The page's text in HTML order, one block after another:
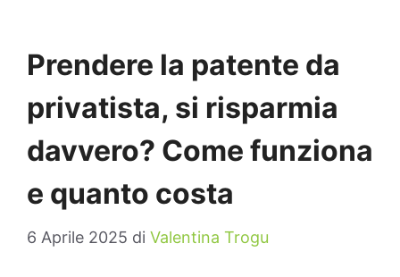
Prendere la patente da
privatista, si risparmia
davvero? Come funziona
e quanto costa
6 Aprile 2025 di Valentina Trogu